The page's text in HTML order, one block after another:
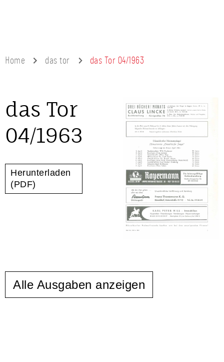
Home das tor das Tor 04/1963
das Tor
04/1963
Herunterladen
(PDF)
Alle Ausgaben anzeigen